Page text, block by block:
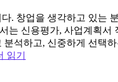
. 창업을 생각하고 있는
는 신용평가, 사업계획서
석하고, 신중하게 선택하
읽기